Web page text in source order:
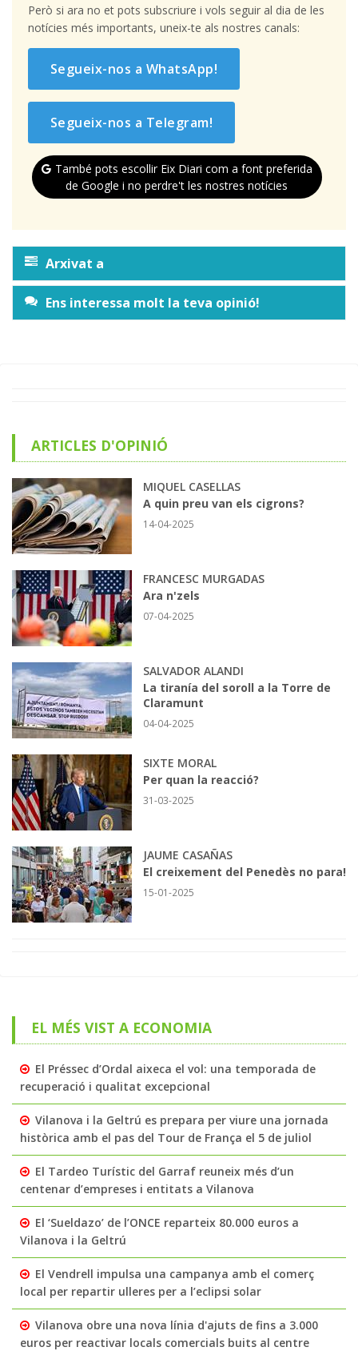
Però si ara no et pots subscriure i vols seguir al dia de les
notícies més importants, uneix-te als nostres canals:
Segueix-nos a WhatsApp!
Segueix-nos a Telegram!
També pots escollir Eix Diari com a font preferida
de Google i no perdre't les nostres notícies
Arxivat a
Ens interessa molt la teva opinió!
ARTICLES D'OPINIÓ
MIQUEL CASELLAS
A quin preu van els cigrons?
14-04-2025
FRANCESC MURGADAS
Ara n'zels
07-04-2025
SALVADOR ALANDI
La tiranía del soroll a la Torre de
Claramunt
04-04-2025
SIXTE MORAL
Per quan la reacció?
31-03-2025
JAUME CASAÑAS
El creixement del Penedès no para!
15-01-2025
EL MÉS VIST A ECONOMIA
El Préssec d’Ordal aixeca el vol: una temporada de
recuperació i qualitat excepcional
Vilanova i la Geltrú es prepara per viure una jornada
històrica amb el pas del Tour de França el 5 de juliol
El Tardeo Turístic del Garraf reuneix més d’un
centenar d’empreses i entitats a Vilanova
El ‘Sueldazo’ de l’ONCE reparteix 80.000 euros a
Vilanova i la Geltrú
El Vendrell impulsa una campanya amb el comerç
local per repartir ulleres per a l’eclipsi solar
Vilanova obre una nova línia d'ajuts de fins a 3.000
euros per reactivar locals comercials buits al centre